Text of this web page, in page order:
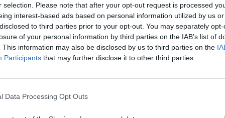
selection. Please note that after your opt-out request is processed
interest-based ads based on personal information utilized by us
to third parties prior to your opt-out. You may separately
of your personal information by third parties on the IAB’s list of
This information may also be disclosed by us to third parties on the
Participants that may further disclose it to other third parties.
Data Processing Opt Outs
ενώ έκανε καθημερινές εργασίες
Όπως εξήγησε, ήρθε σε επαφή με
κοτέτσι, όταν απομάκρυνε μπολ
πολύ κοντά στο σημείο όπου